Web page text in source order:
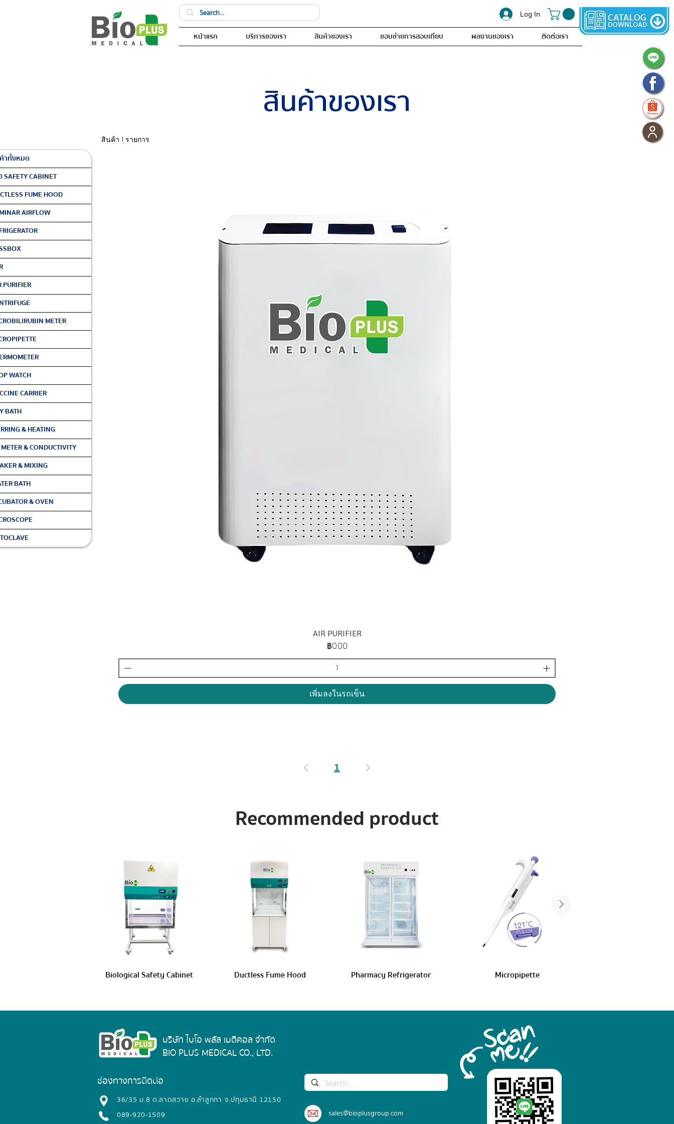
Log In
หน้าแรก บริการของเรา สินค้าของเรา ขอบข่ายการสอบเทียบ ผลงานของเรา ติดต่อเรา
สินค้าของเรา
าทั้งหมด
SAFETY CABINET
FUME HOOD
AIRFLOW
PURIFIER
METER
WATCH
CARRIER
BATH
& HEATING
& CONDUCTIVITY
& MIXING
BATH
& OVEN
สินค้า 1 รายการ
AIR PURIFIER
ราคา
฿0.00
เพิ่มลงในรถเข็น
1
Recommended product
Biological Safety Cabinet Ductless Fume Hood Pharmacy Refrigerator Micropipette
บริษัท ไบโอ พลัส เมดิคอล จำกัด
BIO PLUS MEDICAL CO., LTD.
ช่องทางการติดต่อ
​36/35 ม.8 ต.ลาดสวาย อ.ลำลูกกา จ.ปทุมธานี 12150
089-920-1509
sales@bioplusgroup.com